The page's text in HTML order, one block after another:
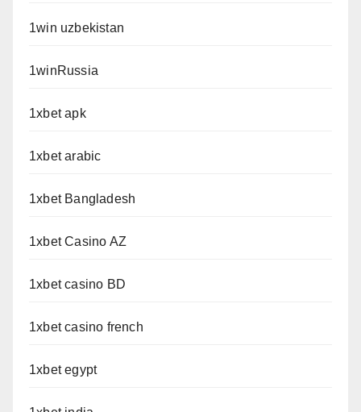
1win uzbekistan
1winRussia
1xbet apk
1xbet arabic
1xbet Bangladesh
1xbet Casino AZ
1xbet casino BD
1xbet casino french
1xbet egypt